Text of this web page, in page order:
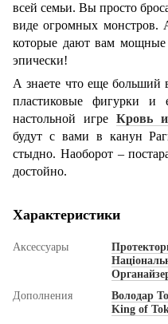
всей семьи. Вы просто
виде огромных монстров.
которые дают вам мощные
эпически!
А знаете что еще больший
пластиковые фигурки
настольной игре Кровь
будут с вами в канун
стыдно. Наоборот –
достойно.
Характеристики
Аксессуары
Дополнения
Володар
King of